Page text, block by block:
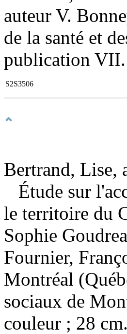
auteur V.
de la santé et
publication
S2S3506
Bertrand, Lise,
Étude sur
le territoire du
Sophie
Fournier,
Montréal
sociaux de
couleur ; 28 cm.